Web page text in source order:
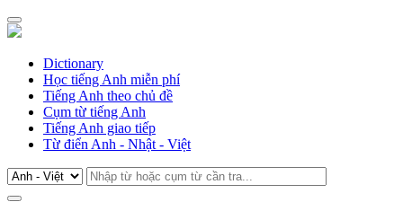
Dictionary
Học tiếng Anh miễn phí
Tiếng Anh theo chủ đề
Cụm từ tiếng Anh
Tiếng Anh giao tiếp
Từ điển Anh - Nhật - Việt